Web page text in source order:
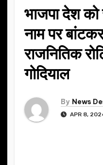
भाजपा देश
नाम पर
राजनितिक
गोदियाल
By News
APR 8,